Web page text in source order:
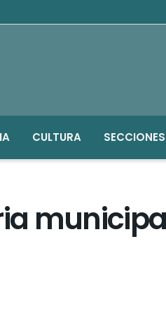
CULTURA SECCIONES